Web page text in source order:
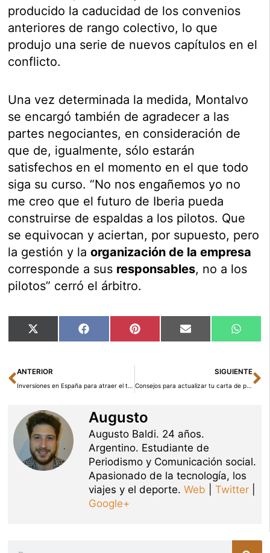
producido la caducidad de los convenios
anteriores de rango colectivo, lo que
produjo una serie de nuevos capítulos en el
conflicto.
Una vez determinada la medida, Montalvo
se encargó también de agradecer a las
partes negociantes, en consideración de
que de, igualmente, sólo estarán
satisfechos en el momento en el que todo
siga su curso. “No nos engañemos yo no
me creo que el futuro de Iberia pueda
construirse de espaldas a los pilotos. Que
se equivocan y aciertan, por supuesto, pero
la gestión y laorganización de la empresa
corresponde a sus responsables, no a los
pilotos” cerró el árbitro.
Compartir
en
X
(Twitter)
Compartir
en
Facebook Compartir
en
Pinterest Compartir
en
Email
en
Ant
ANTERIOR
Inversiones en España para atraer el turismo judío
SIGUIENTE
Consejos para actualizar tu carta de presentación
Augusto
Augusto Baldi. 24 años.
Argentino. Estudiante de
Periodismo y Comunicación social.
Apasionado de la tecnología, los
viajes y el deporte. Web Twitter|
Google+